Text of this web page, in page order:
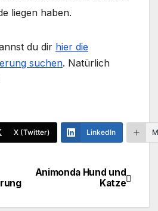
liegen haben.
du dir hier die
suchen. Natürlich
X (Twitter) LinkedIn
Animonda Hund und
Katze